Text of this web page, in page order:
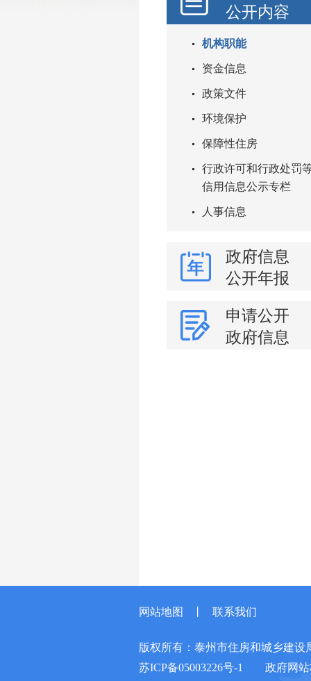
公开内容
机构职能
资金信息
政策文件
环境保护
保障性住房
行政许可和行政处罚
信用信息公示专栏
人事信息
政府信息
公开年报
申请公开
政府信息
网站地图 联系我们
版权所有：泰州市住房和城乡建设
苏ICP备05003226号-1
政府网站